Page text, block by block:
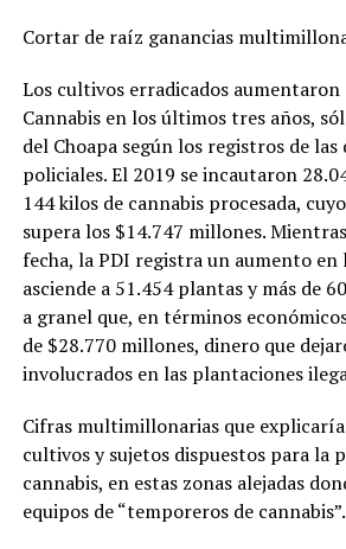
Cortar de raíz ganancias
Los cultivos erradicados aumentaron
Cannabis en los últimos tres años,
del Choapa según los registros de las
policiales. El 2019 se incautaron
144 kilos de cannabis procesada,
supera los $14.747 millones.
fecha, la PDI registra un aumento en
asciende a 51.454 plantas y más de
a granel que, en términos
de $28.770 millones, dinero que
involucrados en las plantaciones
Cifras multimillonarias que
cultivos y sujetos dispuestos para la
cannabis, en estas zonas alejadas
equipos de “temporeros de cannabis”.